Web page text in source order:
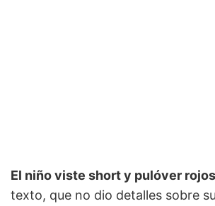
El niño viste short y pulóver rojos
texto, que no dio detalles sobre